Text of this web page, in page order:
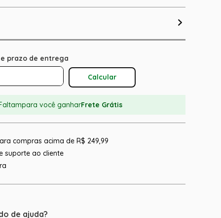
Calcular O Frete
para você ganharFrete Grátis
compras acima de R$ 249,99
suporte ao cliente
de ajuda?